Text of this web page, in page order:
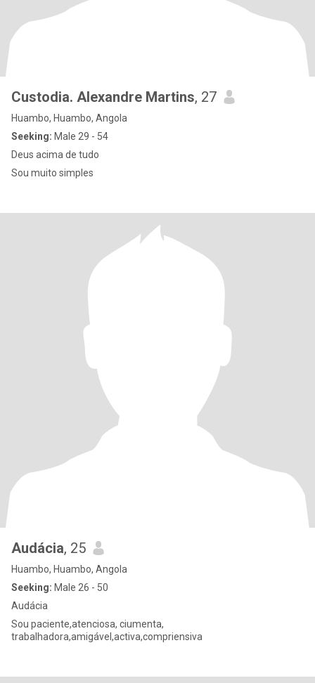
Custodia. Alexandre Martins, 27
Huambo, Huambo, Angola
Seeking: Male 29 - 54
Deus acima de tudo
Sou muito simples
Audácia, 25
Huambo, Huambo, Angola
Seeking: Male 26 - 50
Audácia
Sou paciente,atenciosa, ciumenta,
trabalhadora,amigável,activa,compriensiva